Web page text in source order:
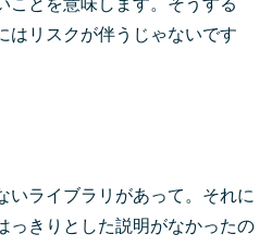
ことを意味します。そうする
はリスクが伴うじゃないです
いライブラリがあって。それに
っきりとした説明がなかったの